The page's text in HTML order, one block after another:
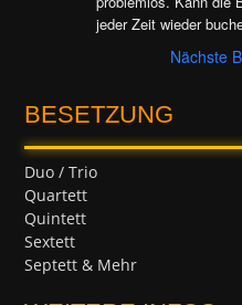
jeder Zeit wieder
Nächste
BESETZUNG
Duo / Trio
Quartett
Quintett
Sextett
Septett & Mehr